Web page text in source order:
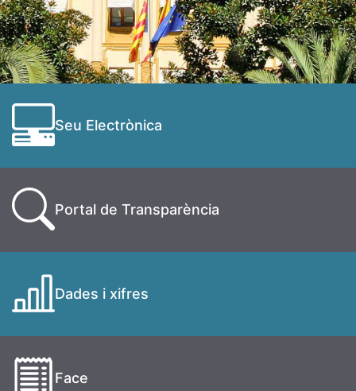
Seu Electrònica
Portal de Transparència
Dades i xifres
Face